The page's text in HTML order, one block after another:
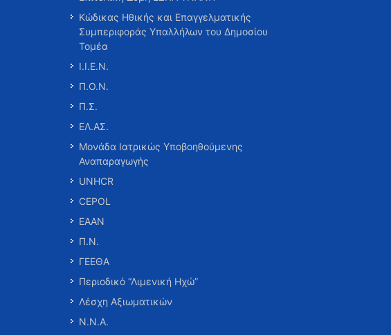
Κώδικας Ηθικής και Επαγγελματικής
Συμπεριφοράς Υπαλλήλων του Δημοσίου
Τομέα
Ι.Ι.Ε.Ν.
Π.Ο.Ν.
Π.Σ.
ΕΛ.ΑΣ.
Μονάδα Ιατρικώς Υποβοηθούμενης
Αναπαραγωγής
UNHCR
CEPOL
ΕΑΑΝ
Π.Ν.
ΓΕΕΘΑ
Περιοδικό “Λιμενική Ηχώ”
Λέσχη Αξιωματικών
Ν.Ν.Α.